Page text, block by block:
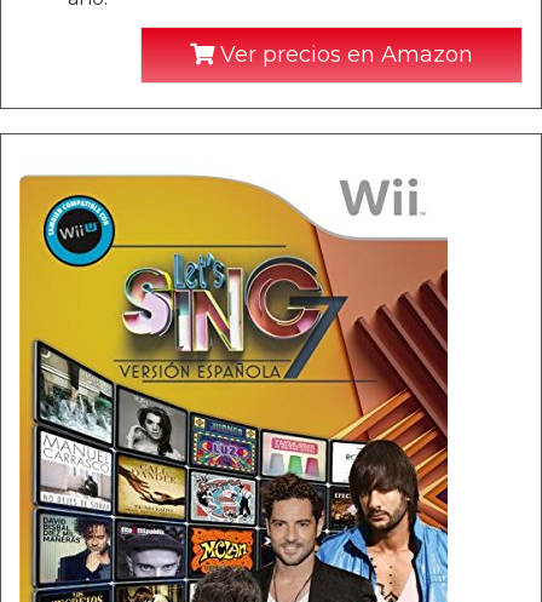
Ver precios en Amazon